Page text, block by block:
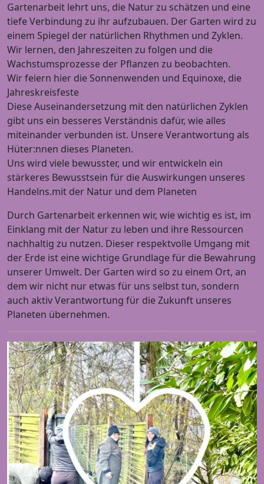
Gartenarbeit lehrt uns, die Natur zu schätzen und eine
tiefe Verbindung zu ihr aufzubauen. Der Garten wird zu
einem Spiegel der natürlichen Rhythmen und Zyklen.
Wir lernen, den Jahreszeiten zu folgen und die
Wachstumsprozesse der Pflanzen zu beobachten.
Wir feiern hier die Sonnenwenden und Equinoxe, die
Jahreskreisfeste
Diese Auseinandersetzung mit den natürlichen Zyklen
gibt uns ein besseres Verständnis dafür, wie alles
miteinander verbunden ist. Unsere Verantwortung als
Hüter:nnen dieses Planeten.
Uns wird viele bewusster, und wir entwickeln ein
stärkeres Bewusstsein für die Auswirkungen unseres
Handelns.mit der Natur und dem Planeten
Durch Gartenarbeit erkennen wir, wie wichtig es ist, im
Einklang mit der Natur zu leben und ihre Ressourcen
nachhaltig zu nutzen. Dieser respektvolle Umgang mit
der Erde ist eine wichtige Grundlage für die Bewahrung
unserer Umwelt. Der Garten wird so zu einem Ort, an
dem wir nicht nur etwas für uns selbst tun, sondern
auch aktiv Verantwortung für die Zukunft unseres
Planeten übernehmen.